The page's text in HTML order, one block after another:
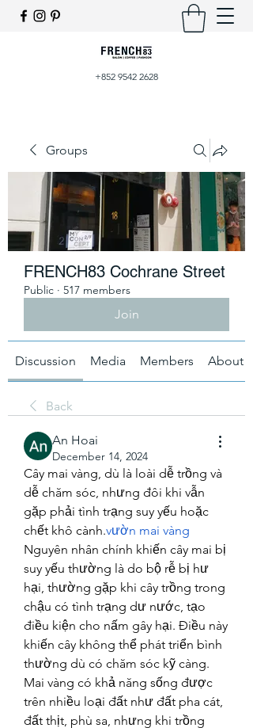
+852 9542 2628
Groups
FRENCH83 Cochrane Street
Public · 517 members
Join
Discussion Media Members About
Back
An Hoai
December 14, 2024
Cây mai vàng, dù là loài dễ trồng và
dễ chăm sóc, nhưng đôi khi vẫn
gặp phải tình trạng suy yếu hoặc
chết khô cành.vườn mai vàng
Nguyên nhân chính khiến cây mai bị
suy yếu thường là do bộ rễ bị hư
hại, thường gặp khi cây trồng trong
chậu có tình trạng dư nước, tạo
điều kiện cho nấm gây hại. Điều này
khiến cây không thể phát triển bình
thường dù có chăm sóc kỹ càng.
Mai vàng có khả năng sống được
trên nhiều loại đất như đất pha cát,
đất thịt, phù sa, nhưng khi trồng